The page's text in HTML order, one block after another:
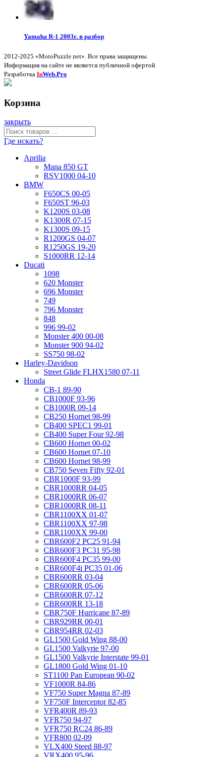
Yamaha R-1 2003г. в разбор
2012-2025 «MotoPuzzle.net». Все права защищены.
Информация на сайте не является публичной офертой.
Разработка InWeb.Pro
Корзина
закрыть
Где искать?
Aprilia
Mana 850 GT
RSV1000 04-10
BMW
F650CS 00-05
F650ST 96-03
K1200S 03-08
K1300R 07-15
K1300S 09-15
R1200GS 04-07
R1250GS 19-20
S1000RR 12-14
Ducati
1098
620 Monster
696 Monster
749
796 Monster
848
996 99-02
Monster 400 00-08
Monster 900 94-02
SS750 98-02
Harley-Davidson
Street Glide FLHX1580 07-11
Honda
CB-1 89-90
CB1000F 93-96
CB1000R 09-14
CB250 Hornet 98-99
CB400 SPEC1 99-01
CB400 Super Four 92-98
CB600 Hornet 00-02
CB600 Hornet 07-10
CB600 Hornet 98-99
CB750 Seven Fifty 92-01
CBR1000F 93-99
CBR1000RR 04-05
CBR1000RR 06-07
CBR1000RR 08-11
CBR1100XX 01-07
CBR1100XX 97-98
CBR1100XX 99-00
CBR600F2 PC25 91-94
CBR600F3 PC31 95-98
CBR600F4 PC35 99-00
CBR600F4i PC35 01-06
CBR600RR 03-04
CBR600RR 05-06
CBR600RR 07-12
CBR600RR 13-18
CBR750F Hurricane 87-89
CBR929RR 00-01
CBR954RR 02-03
GL1500 Gold Wing 88-00
GL1500 Valkyrie 97-00
GL1500 Valkyrie Interstate 99-01
GL1800 Gold Wing 01-10
ST1100 Pan European 90-02
VF1000R 84-86
VF750 Super Magna 87-89
VF750F Interceptor 82-85
VFR400R 89-93
VFR750 94-97
VFR750 RC24 86-89
VFR800 02-09
VLX400 Steed 88-97